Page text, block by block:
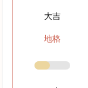
大吉
地格